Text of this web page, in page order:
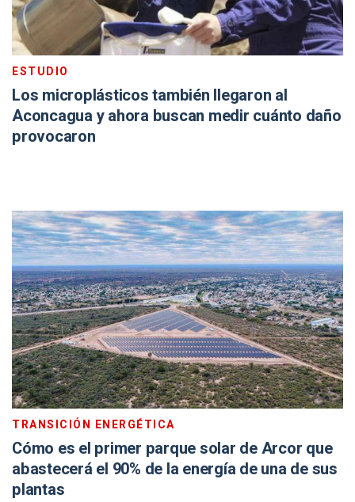
ESTUDIO
Los microplásticos también llegaron al
Aconcagua y ahora buscan medir cuánto daño
provocaron
TRANSICIÓN ENERGÉTICA
Cómo es el primer parque solar de Arcor que
abastecerá el 90% de la energía de una de sus
plantas